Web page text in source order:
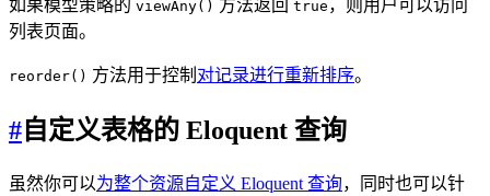
如果模型策略的 viewAny() 方法返回 true ，则用户可以访问
列表页面。
reorder() 方法用于控制 对记录进行重新排序。
# 自定义表格的 Eloquent 查询
虽然你可以为整个资源自定义 Eloquent 查询，同时也可以针